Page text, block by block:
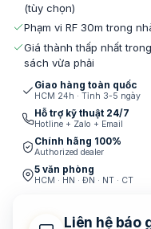
(tùy chọn)
Phạm vi RF 30m trong
Giá thành thấp nhất
sách vừa phải
Giao hàng toàn quốc
HCM 24h · Tỉnh 3-5 ngày
Hỗ trợ kỹ thuật 24/7
Hotline + Zalo + Email
Chính hãng 100%
Authorized dealer
5 văn phòng
HCM · HN · ĐN · NT · CT
Liên hệ báo